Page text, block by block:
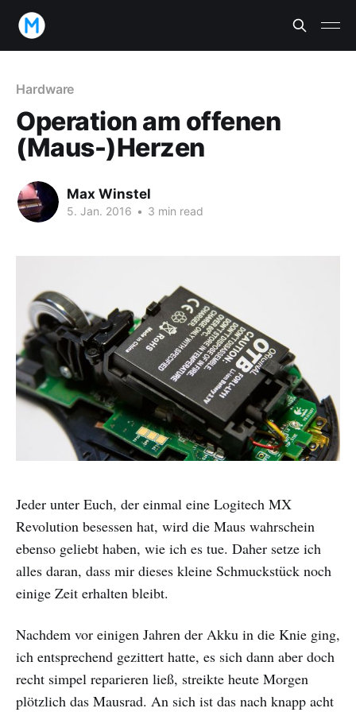
Hardware
Operation am offenen
(Maus-)Herzen
Max Winstel
5. Jan. 2016 • 3 min read
Jeder unter Euch, der einmal eine Logitech MX
Revolution besessen hat, wird die Maus wahrschein
ebenso geliebt haben, wie ich es tue. Daher setze ich
alles daran, dass mir dieses kleine Schmuckstück noch
einige Zeit erhalten bleibt.
Nachdem vor einigen Jahren der Akku in die Knie ging,
ich entsprechend gezittert hatte, es sich dann aber doch
recht simpel reparieren ließ, streikte heute Morgen
plötzlich das Mausrad. An sich ist das nach knapp acht